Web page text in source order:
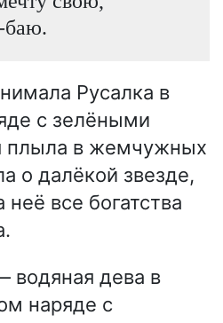
Русалка в
с зелёными
плыла в жемчужных
о далёкой звезде,
неё все богатства
водяная дева в
наряде с